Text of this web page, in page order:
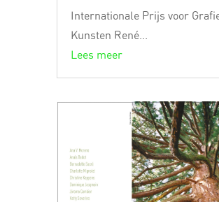
Internationale Prijs voor
Kunsten René...
Lees meer